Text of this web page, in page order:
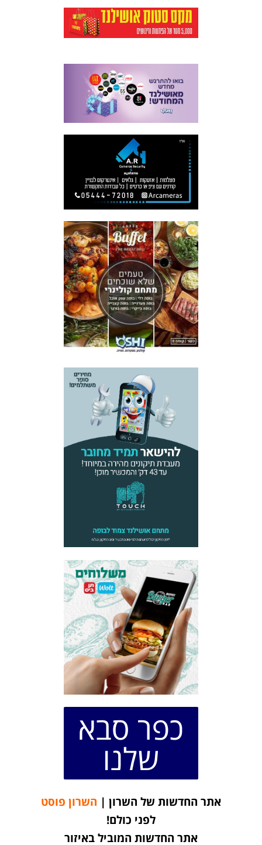
כפר סבא
שלנו
אתר החדשות של השרון | השרון פוסט
לפני כולם!
אתר החדשות המוביל באיזור